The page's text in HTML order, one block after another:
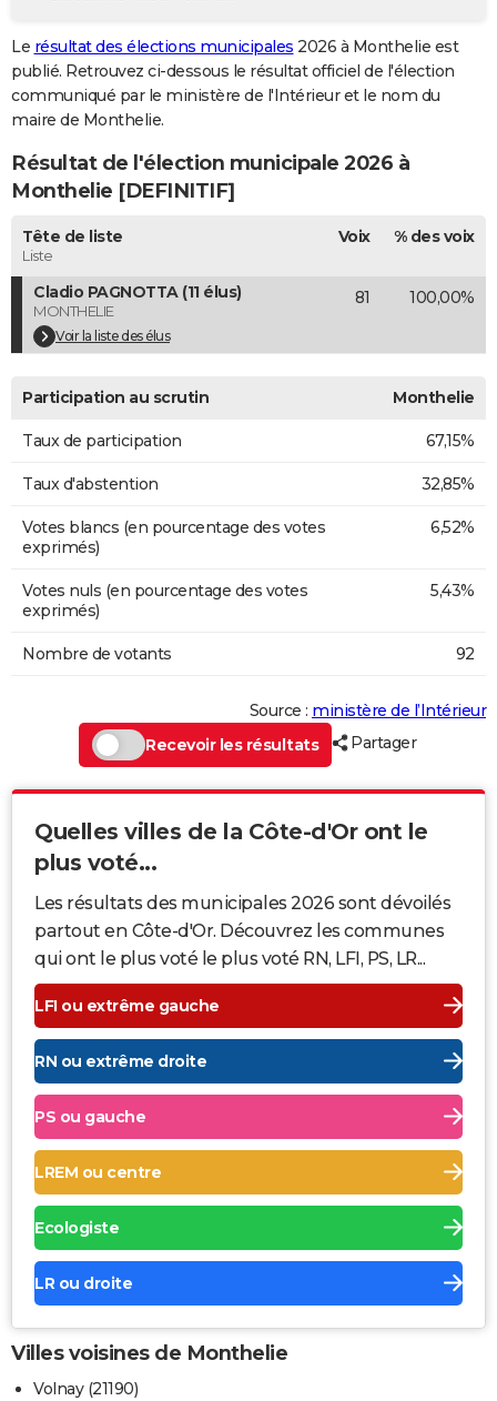
GUIDES D'ACHAT
BONS PLANS
CARTE DE VOEUX
Carte de Noël
Carte Bonne année
Carte Saint-Valentin
Carte Pâques
Carte d'anniversaire
Dictionnaire
Biographies
Citations
Expressions
Proverbes
PROGRAMME TV
COPAINS D'AVANT
S'inscrire
Se connecter
Lycées
Collèges
Primaires
Universités
Entreprises
Service militaire
Avis de recherche
AVIS DE DÉCÈS
FORUM
Le résultat des élections municipales 2026 à Monthelie est
publié. Retrouvez ci-dessous le résultat officiel de l'élection
communiqué par le ministère de l'Intérieur et le nom du
maire de Monthelie.
Résultat de l'élection municipale 2026 à
Monthelie [DEFINITIF]
Tête de liste
Liste
Voix % des voix
Cladio PAGNOTTA (11 élus)
MONTHELIE
Voir la liste des élus
81 100,00%
Participation au scrutin Monthelie
Taux de participation 67,15%
Taux d'abstention 32,85%
Votes blancs (en pourcentage des votes
exprimés)
6,52%
Votes nuls (en pourcentage des votes
exprimés)
5,43%
Nombre de votants 92
Source : ministère de l’Intérieur
Recevoir les résultats
Partager
Quelles villes de la Côte-d'Or ont le
plus voté...
Les résultats des municipales 2026 sont dévoilés
partout en Côte-d'Or. Découvrez les communes
qui ont le plus voté le plus voté RN, LFI, PS, LR...
LFI ou extrême gauche
RN ou extrême droite
PS ou gauche
LREM ou centre
Ecologiste
LR ou droite
Villes voisines de Monthelie
Volnay (21190)